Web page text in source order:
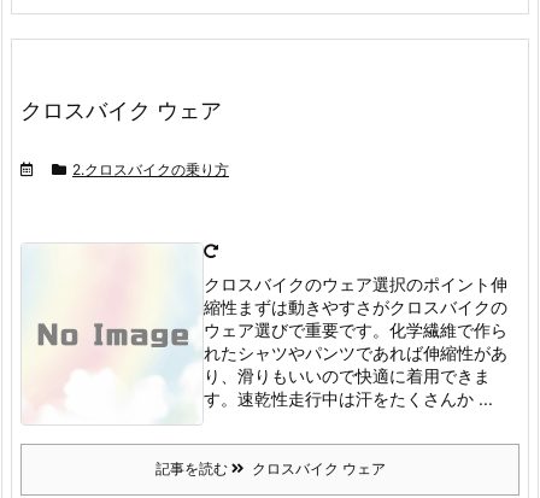
クロスバイク ウェア
2.クロスバイクの乗り方
クロスバイクのウェア選択のポイント伸
縮性 まずは動きやすさがクロスバイクの
ウェア選びで重要です。 化学繊維で作ら
れたシャツやパンツであれば伸縮性があ
り、滑りもいいので快適に着用できま
す。 速乾性走行中は汗をたくさんか ...
記事を読む クロスバイク ウェア